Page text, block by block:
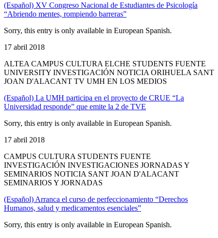
(Español) XV Congreso Nacional de Estudiantes de Psicología
“Abriendo mentes, rompiendo barreras”
Sorry, this entry is only available in European Spanish.
17 abril 2018
ALTEA CAMPUS CULTURA ELCHE STUDENTS FUENTE
UNIVERSITY INVESTIGACIÓN NOTICIA ORIHUELA SANT
JOAN D'ALACANT TV UMH EN LOS MEDIOS
(Español) La UMH participa en el proyecto de CRUE “La
Universidad responde” que emite la 2 de TVE
Sorry, this entry is only available in European Spanish.
17 abril 2018
CAMPUS CULTURA STUDENTS FUENTE
INVESTIGACIÓN INVESTIGACIONES JORNADAS Y
SEMINARIOS NOTICIA SANT JOAN D'ALACANT
SEMINARIOS Y JORNADAS
(Español) Arranca el curso de perfeccionamiento “Derechos
Humanos, salud y medicamentos esenciales”
Sorry, this entry is only available in European Spanish.